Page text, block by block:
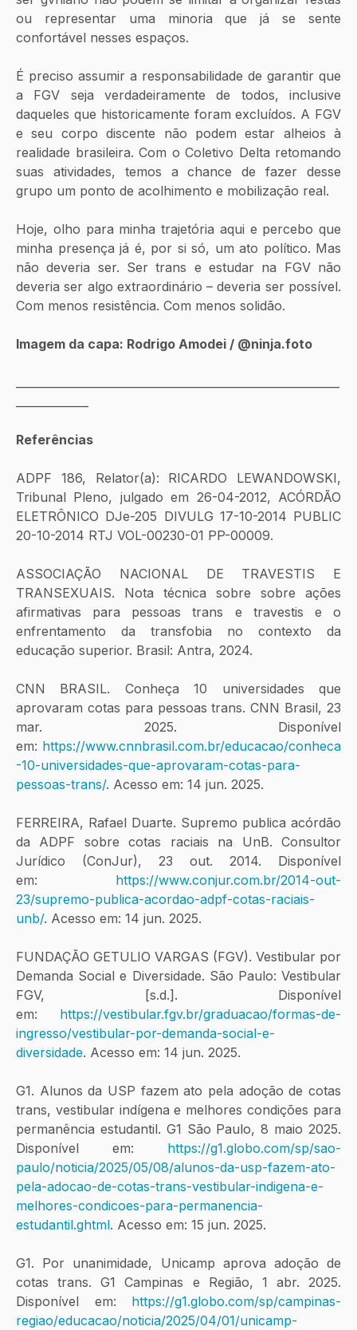
ou representar uma minoria que já se sente
confortável nesses espaços.
É preciso assumir a responsabilidade de garantir que
a FGV seja verdadeiramente de todos, inclusive
daqueles que historicamente foram excluídos. A FGV
e seu corpo discente não podem estar alheios à
realidade brasileira. Com o Coletivo Delta retomando
suas atividades, temos a chance de fazer desse
grupo um ponto de acolhimento e mobilização real.
Hoje, olho para minha trajetória aqui e percebo que
minha presença já é, por si só, um ato político. Mas
não deveria ser. Ser trans e estudar na FGV não
deveria ser algo extraordinário – deveria ser possível.
Com menos resistência. Com menos solidão.
Imagem da capa: Rodrigo Amodei / @ninja.foto
Referências
ADPF 186, Relator(a): RICARDO LEWANDOWSKI,
Tribunal Pleno, julgado em 26-04-2012, ACÓRDÃO
ELETRÔNICO DJe-205 DIVULG 17-10-2014 PUBLIC
20-10-2014 RTJ VOL-00230-01 PP-00009.
ASSOCIAÇÃO NACIONAL DE TRAVESTIS E
TRANSEXUAIS. Nota técnica sobre sobre ações
afirmativas para pessoas trans e travestis e o
enfrentamento da transfobia no contexto da
educação superior. Brasil: Antra, 2024.
CNN BRASIL. Conheça 10 universidades que
aprovaram cotas para pessoas trans. CNN Brasil, 23
mar. 2025. Disponível
em: https://www.cnnbrasil.com.br/educacao/conheca
-10-universidades-que-aprovaram-cotas-para-
pessoas-trans/. Acesso em: 14 jun. 2025.
FERREIRA, Rafael Duarte. Supremo publica acórdão
da ADPF sobre cotas raciais na UnB. Consultor
Jurídico (ConJur), 23 out. 2014. Disponível
em:
https://www.conjur.com.br/2014-out-
23/supremo-publica-acordao-adpf-cotas-raciais-
unb/. Acesso em: 14 jun. 2025.
FUNDAÇÃO GETULIO VARGAS (FGV). Vestibular por
Demanda Social e Diversidade. São Paulo: Vestibular
FGV, [s.d.]. Disponível
em:
https://vestibular.fgv.br/graduacao/formas-de-
ingresso/vestibular-por-demanda-social-e-
diversidade. Acesso em: 14 jun. 2025.
G1. Alunos da USP fazem ato pela adoção de cotas
trans, vestibular indígena e melhores condições para
permanência estudantil. G1 São Paulo, 8 maio 2025.
Disponível em:
https://g1.globo.com/sp/sao-
paulo/noticia/2025/05/08/alunos-da-usp-fazem-ato-
pela-adocao-de-cotas-trans-vestibular-indigena-e-
melhores-condicoes-para-permanencia-
estudantil.ghtml. Acesso em: 15 jun. 2025.
G1. Por unanimidade, Unicamp aprova adoção de
cotas trans. G1 Campinas e Região, 1 abr. 2025.
Disponível em:
https://g1.globo.com/sp/campinas-
regiao/educacao/noticia/2025/04/01/unicamp-